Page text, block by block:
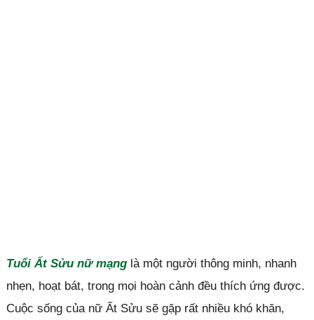
Tuổi Ất Sửu nữ mạnglà một người thông minh, nhanh
nhẹn, hoạt bát, trong mọi hoàn cảnh đều thích ứng được.
Cuộc sống của nữ Ất Sửu sẽ gặp rất nhiều khó khăn,